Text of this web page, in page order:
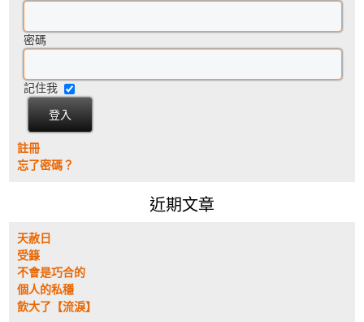
密碼
記住我
註冊
忘了密碼？
近期文章
天赦日
受籙
不會是巧合的
個人的私穩
飲大了【流淚】